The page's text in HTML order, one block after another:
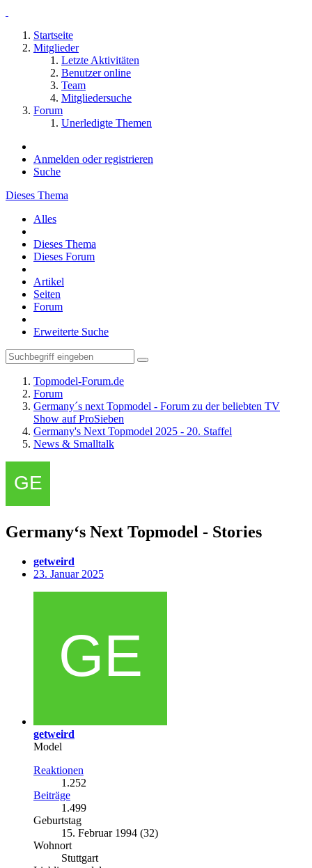
Startseite
Mitglieder
Letzte Aktivitäten
Benutzer online
Team
Mitgliedersuche
Forum
Unerledigte Themen
Anmelden oder registrieren
Suche
Dieses Thema
Alles
Dieses Thema
Dieses Forum
Artikel
Seiten
Forum
Erweiterte Suche
Topmodel-Forum.de
Forum
Germany´s next Topmodel - Forum zu der beliebten TV
Show auf ProSieben
Germany's Next Topmodel 2025 - 20. Staffel
News & Smalltalk
Germany‘s Next Topmodel - Stories
getweird
23. Januar 2025
getweird
Model
Reaktionen
1.252
Beiträge
1.499
Geburtstag
15. Februar 1994 (32)
Wohnort
Stuttgart